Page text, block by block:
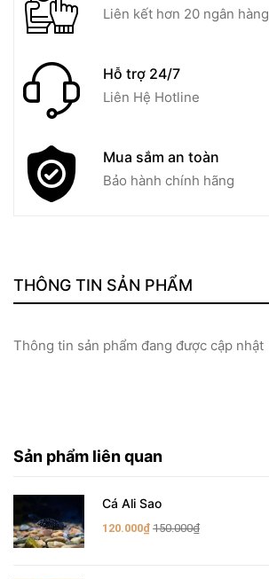
Liên kết hơn 20 ngân hàng
Hỗ trợ 24/7
Liên Hệ Hotline
Mua sắm an toàn
Bảo hành chính hãng
THÔNG TIN SẢN PHẨM
Thông tin sản phẩm đang được cập nhật
Sản phẩm liên quan
Cá Ali Sao
120.000₫ 150.000₫